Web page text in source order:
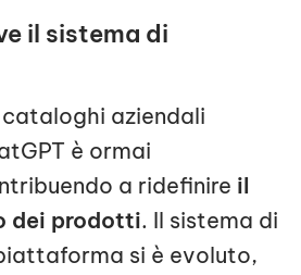
il sistema di
aziendali
è ormai
a ridefinire il
dei prodotti. Il sistema di
si è evoluto,